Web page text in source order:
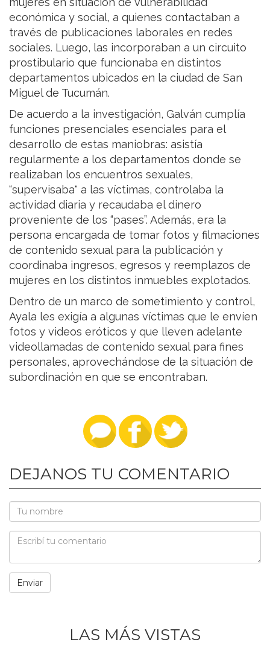
económica y social, a quienes contactaban a
través de publicaciones laborales en redes
sociales. Luego, las incorporaban a un circuito
prostibulario que funcionaba en distintos
departamentos ubicados en la ciudad de San
Miguel de Tucumán.
De acuerdo a la investigación, Galván cumplía
funciones presenciales esenciales para el
desarrollo de estas maniobras: asistía
regularmente a los departamentos donde se
realizaban los encuentros sexuales,
“supervisaba" a las víctimas, controlaba la
actividad diaria y recaudaba el dinero
proveniente de los “pases”. Además, era la
persona encargada de tomar fotos y filmaciones
de contenido sexual para la publicación y
coordinaba ingresos, egresos y reemplazos de
mujeres en los distintos inmuebles explotados.
Dentro de un marco de sometimiento y control,
Ayala les exigía a algunas víctimas que le envíen
fotos y videos eróticos y que lleven adelante
videollamadas de contenido sexual para fines
personales, aprovechándose de la situación de
subordinación en que se encontraban.
DEJANOS TU COMENTARIO
LAS MÁS VISTAS